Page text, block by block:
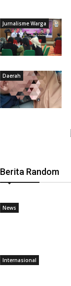
Jurnalisme Warga
Daerah
Berita Random
News
Internasional